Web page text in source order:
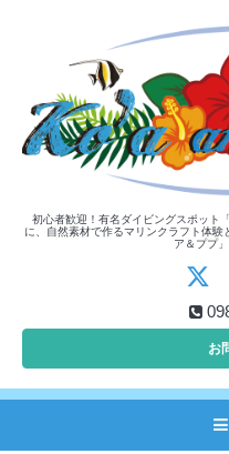
初心者歓迎！有名ダイビングスポット
に、自然素材で作るマリンクラフト体
ア＆ププ
お